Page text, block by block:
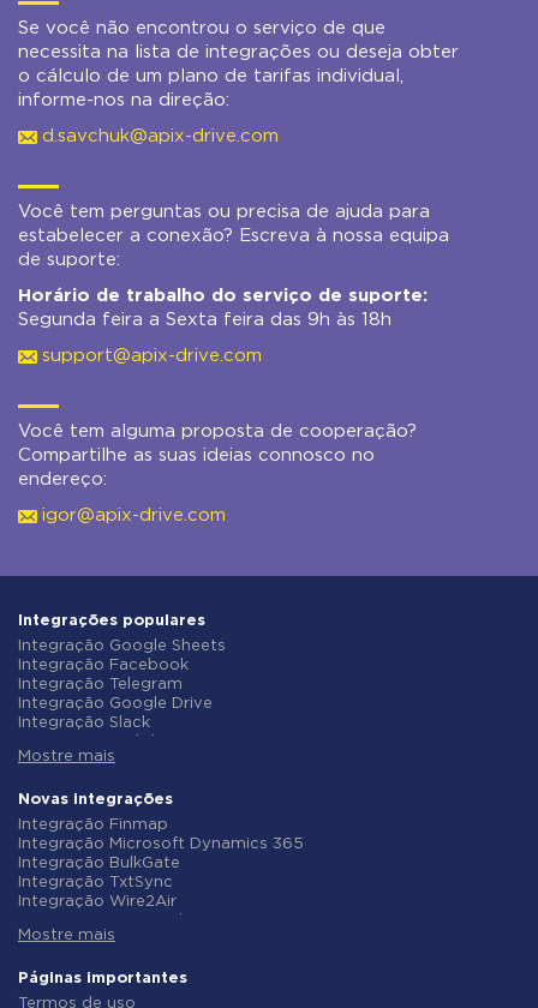
Se você não encontrou o serviço de que
necessita na lista de integrações ou deseja obter
o cálculo de um plano de tarifas individual,
informe-nos na direção:
d.savchuk@apix-drive.com
Você tem perguntas ou precisa de ajuda para
estabelecer a conexão? Escreva à nossa equipa
de suporte:
Horário de trabalho do serviço de suporte:
Segunda feira a Sexta feira das 9h às 18h
support@apix-drive.com
Você tem alguma proposta de cooperação?
Compartilhe as suas ideias connosco no
endereço:
igor@apix-drive.com
Integrações populares
Integração Google Sheets
Integração Facebook
Integração Telegram
Integração Google Drive
Integração Slack
Integração Gmail
Integração ClickUp
Integração Airtable
Integração Google Contacts
Integração OpenAI (ChatGPT)
Integração Instagram
Integração ActiveCampaign
Integração Typeform
Integração Salesforce CRM
Integração Notion
Mostre mais
Novas integrações
Integração Finmap
Integração Microsoft Dynamics 365
Integração BulkGate
Integração TxtSync
Integração Wire2Air
Integração Infobip
Integração AtomPark
Integração TXTImpact
Mostre mais
Páginas importantes
Termos de uso